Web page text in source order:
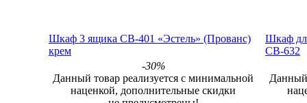
Шкаф 3 ящика СВ-401 «Эстель» (Прованс)
крем
-30%
Данный товар реализуется с минимальной
наценкой, дополнительные скидки
Шкаф
СВ-632
Данный